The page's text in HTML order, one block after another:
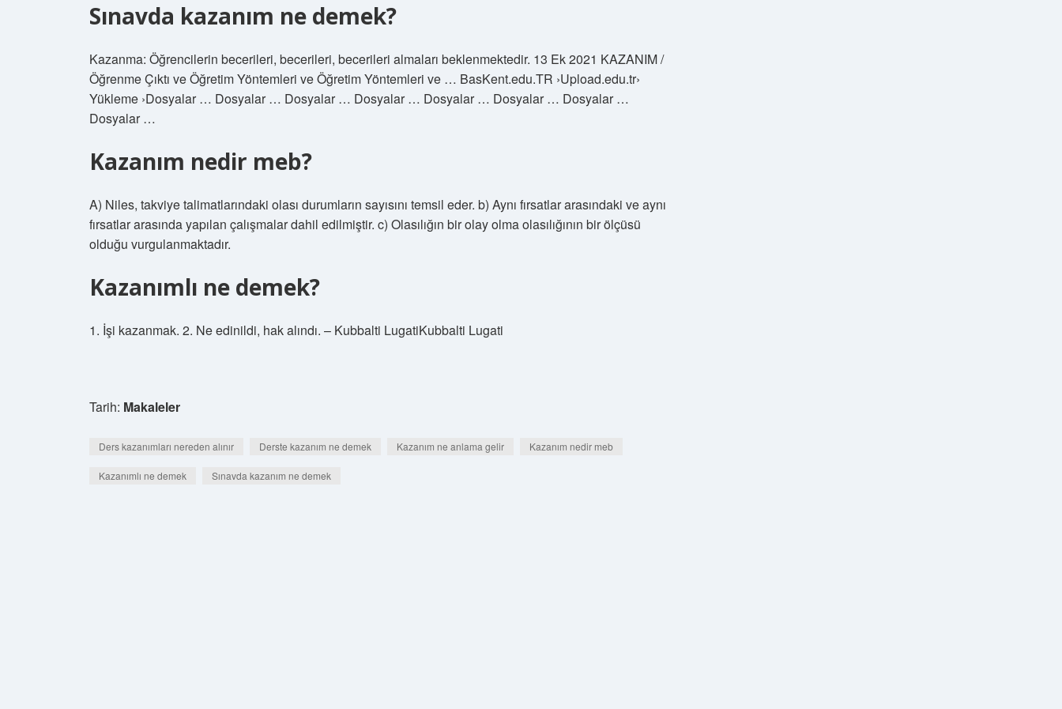
Sınavda kazanım ne demek?
Kazanma: Öğrencilerin becerileri, becerileri, becerileri almaları beklenmektedir. 13 Ek 2021 KAZANIM /
Öğrenme Çıktı ve Öğretim Yöntemleri ve Öğretim Yöntemleri ve … BasKent.edu.TR ›Upload.edu.tr›
Yükleme ›Dosyalar … Dosyalar … Dosyalar … Dosyalar … Dosyalar … Dosyalar … Dosyalar …
Dosyalar …
Kazanım nedir meb?
A) Niles, takviye talimatlarındaki olası durumların sayısını temsil eder. b) Aynı fırsatlar arasındaki ve aynı
fırsatlar arasında yapılan çalışmalar dahil edilmiştir. c) Olasılığın bir olay olma olasılığının bir ölçüsü
olduğu vurgulanmaktadır.
Kazanımlı ne demek?
1. İşi kazanmak. 2. Ne edinildi, hak alındı. – Kubbalti LugatiKubbalti Lugati
Tarih: Makaleler
Ders kazanımları nereden alınır Derste kazanım ne demek Kazanım ne anlama gelir Kazanım nedir meb
Kazanımlı ne demek Sınavda kazanım ne demek